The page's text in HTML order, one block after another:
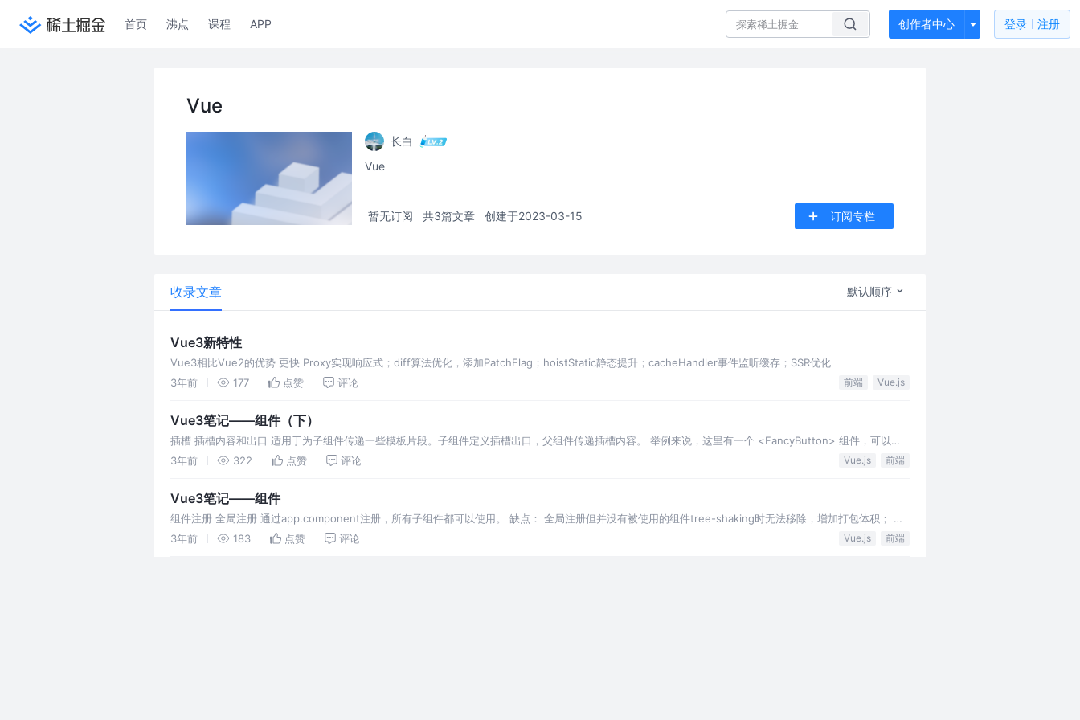
首页 沸点 课程 APP 创作者中心 登录 注册
Vue
长白
Vue
暂无订阅 共3篇文章 创建于2023-03-15 订阅专栏
收录文章 默认顺序
Vue3新特性
Vue3相比Vue2的优势 更快 Proxy实现响应式；diff算法优化，添加PatchFlag；hoistStatic静态提升；cacheHandler事件监听缓存；SSR优化
3年前
177 点赞 评论 前端 Vue.js
Vue3笔记——组件（下）
插槽 插槽内容和出口 适用于为子组件传递一些模板片段。子组件定义插槽出口，父组件传递插槽内容。 举例来说，这里有一个 <FancyButton> 组件，可以像
这样使用： 而 <FancyButton>
3年前 322 点赞 评论 Vue.js 前端
Vue3笔记——组件
组件注册 全局注册 通过app.component注册，所有子组件都可以使用。 缺点： 全局注册但并没有被使用的组件tree-shaking时无法移除，增加打包体积； 大
型项目中使项目的依赖关系变得不
3年前 183 点赞 评论 Vue.js 前端